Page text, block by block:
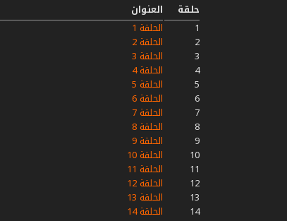
حلقة العنوان
1
الحلقة 1
2
الحلقة 2
3
الحلقة 3
4
الحلقة 4
5
الحلقة 5
6
الحلقة 6
7
الحلقة 7
8
الحلقة 8
9
الحلقة 9
10
الحلقة 10
11
الحلقة 11
12
الحلقة 12
13
الحلقة 13
14
الحلقة 14